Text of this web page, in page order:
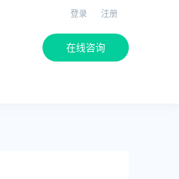
登录 注册
在线咨询